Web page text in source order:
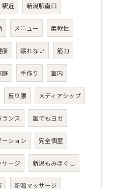
駅近 新潟駅南口
メニュー 柔軟性
康 眠れない 筋力
庭 手作り 室内
反り腰 メディアシップ
ランス 誰でもヨガ
ション 完全個室
サージ 新潟もみほぐし
新潟マッサージ